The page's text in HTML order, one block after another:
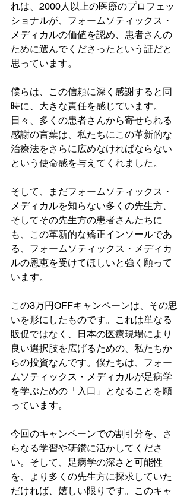
れは、2000人以上の医療のプロフェッ
ショナルが、フォームソティックス・
メディカルの価値を認め、患者さんの
ために選んでくださったという証だと
思っています。
僕らは、この信頼に深く感謝すると同
時に、大きな責任を感じています。
日々、多くの患者さんから寄せられる
感謝の言葉は、私たちにこの革新的な
治療法をさらに広めなければならない
という使命感を与えてくれました。
そして、まだフォームソティックス・
メディカルを知らない多くの先生方、
そしてその先生方の患者さんたちに
も、この革新的な矯正インソールであ
る、フォームソティックス・メディカ
ルの恩恵を受けてほしいと強く願って
います。
この3万円OFFキャンペーンは、その思
いを形にしたものです。これは単なる
販促ではなく、日本の医療現場により
良い選択肢を広げるための、私たちか
らの投資なんです。僕たちは、フォー
ムソティックス・メディカルが足病学
を学ぶための「入口」となることを願
っています。
今回のキャンペーンでの割引分を、さ
らなる学習や研鑽に活かしてくださ
い。そして、足病学の深さと可能性
を、より多くの先生方に探求していた
だければ、嬉しい限りです。このキャ